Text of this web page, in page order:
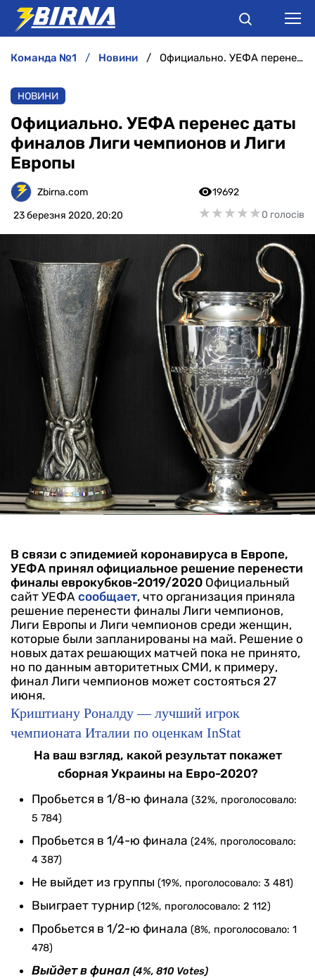
АНАЛІТИКА
ІНТЕРВ'Ю
РІЗНЕ
БУКМЕКЕРИ
команда №1 новини Официально. УЕФА перенес даты финалов Лиги чемпионов и Лиги Европы
НОВИНИ
Официально. УЕФА перенес даты
финалов Лиги чемпионов и Лиги
Европы
Zbirna.com
23 березня 2020, 20:20
19692
★★★★★
★★★★★0 голосів
В связи с эпидемией коронавируса в Европе,
УЕФА принял официальное решение перенести
финалы еврокубков-2019/2020 Официальный
сайт УЕФА сообщает, что организация приняла
решение перенести финалы Лиги чемпионов,
Лиги Европы и Лиги чемпионов среди женщин,
которые были запланированы на май. Решение о
новых датах решающих матчей пока не принято,
но по данным авторитетных СМИ, к примеру,
финал Лиги чемпионов может состояться 27
июня.
Криштиану Роналду — лучший игрок
чемпионата Италии по оценкам InStat
На ваш взгляд, какой результат покажет
сборная Украины на Евро-2020?
Пробьется в 1/8-ю финала (32%, проголосовало:
5 784)
Пробьется в 1/4-ю финала (24%, проголосовало:
4 387)
Не выйдет из группы (19%, проголосовало: 3 481)
Выиграет турнир (12%, проголосовало: 2 112)
Пробьется в 1/2-ю финала (8%, проголосовало: 1
478)
Выйдет в финал (4%, 810 Votes)